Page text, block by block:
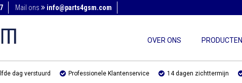
Mail ons info@parts4gsm.com
OVER ONS PRODUCTEN
dag verstuurd Professionele Klantenservice 14 dagen zichttermijn